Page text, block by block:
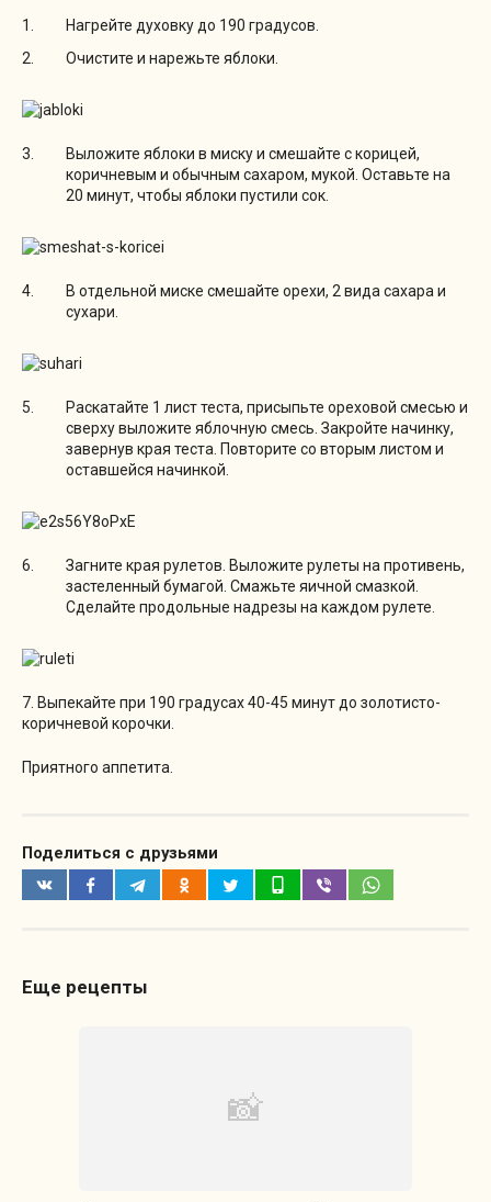
Нагрейте духовку до 190 градусов.
Очистите и нарежьте яблоки.
Выложите яблоки в миску и смешайте с корицей,
коричневым и обычным сахаром, мукой. Оставьте на
20 минут, чтобы яблоки пустили сок.
В отдельной миске смешайте орехи, 2 вида сахара и
сухари.
Раскатайте 1 лист теста, присыпьте ореховой смесью и
сверху выложите яблочную смесь. Закройте начинку,
завернув края теста. Повторите со вторым листом и
оставшейся начинкой.
Загните края рулетов. Выложите рулеты на противень,
застеленный бумагой. Смажьте яичной смазкой.
Сделайте продольные надрезы на каждом рулете.
7. Выпекайте при 190 градусах 40-45 минут до золотисто-
коричневой корочки.
Приятного аппетита.
Поделиться с друзьями
Еще рецепты